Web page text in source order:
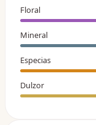
Floral
Mineral
Especias
Dulzor